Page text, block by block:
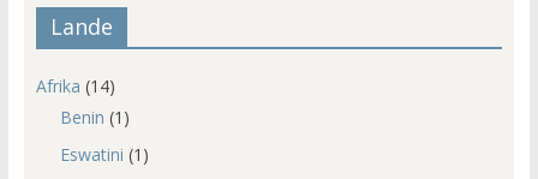
Lande
Afrika (14)
Benin (1)
Eswatini (1)